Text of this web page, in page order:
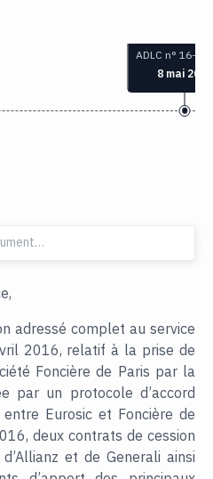
ADLC n° 16-
8 mai 2016
adressé complet au service
2016, relatif à la prise de
Foncière de Paris par la
par un protocole d’accord
Eurosic et Foncière de
deux contrats de cession
et de Generali ainsi